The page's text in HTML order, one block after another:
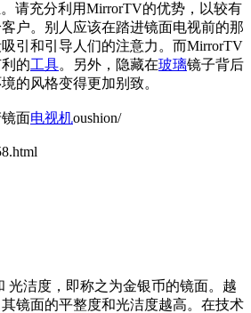
请充分利用MirrorTV的优势，以较有
户。别人应该在踏进镜面电视前的那
引和引导人们的注意力。而MirrorTV
的工具。另外，隐藏在玻璃镜子背后
的风格变得更加别致。
面电视机oushion/
光洁度，即称之为金银币的镜面。越
镜面的平整度和光洁度越高。在技术